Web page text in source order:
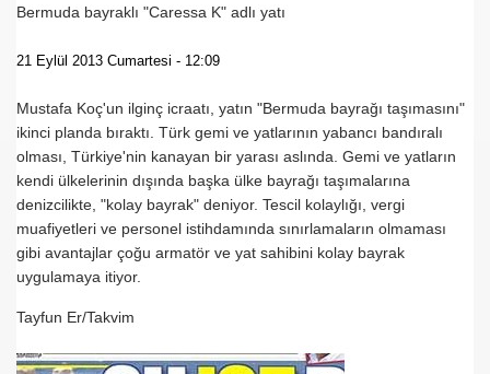
Bermuda bayraklı "Caressa K" adlı yatı
21 Eylül 2013 Cumartesi - 12:09
Mustafa Koç'un ilginç icraatı, yatın "Bermuda bayrağı taşımasını"
ikinci planda bıraktı. Türk gemi ve yatlarının yabancı bandıralı
olması, Türkiye'nin kanayan bir yarası aslında. Gemi ve yatların
kendi ülkelerinin dışında başka ülke bayrağı taşımalarına
denizcilikte, "kolay bayrak" deniyor. Tescil kolaylığı, vergi
muafiyetleri ve personel istihdamında sınırlamaların olmaması
gibi avantajlar çoğu armatör ve yat sahibini kolay bayrak
uygulamaya itiyor.
Tayfun Er/Takvim
DUYURUSU
DUYURUSU